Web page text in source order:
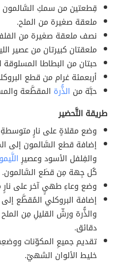
قِطعتين من سمكِ السَّالمون (400
ملعقة صغيرة من الملح.
نصف ملعقة صغيرة من
ملعقتان كبيرتان من عصير
حبتان من البطاطا المسلوقة
أربعمئة غرام من قطع
حبَّة من الذُّرة المقطَّعة
طريقة التَّحضير
وضع مقلاةٍ على نارٍ متوسطةِ
إضافة قطع السَّالمون إلى
والفِلفل الأسود وعصيرِ
كُل جِهة مِن قطَع السَّالمون.
وضع وعاءِ طهيٍ آخر على نارٍ
إضافة البروكلي المُقطَّع
والذُّرة ورشّ القليلِ مِن
دقائق.
تقديم جميعِ المكوّنات
خليط الألوان الشهيّ.